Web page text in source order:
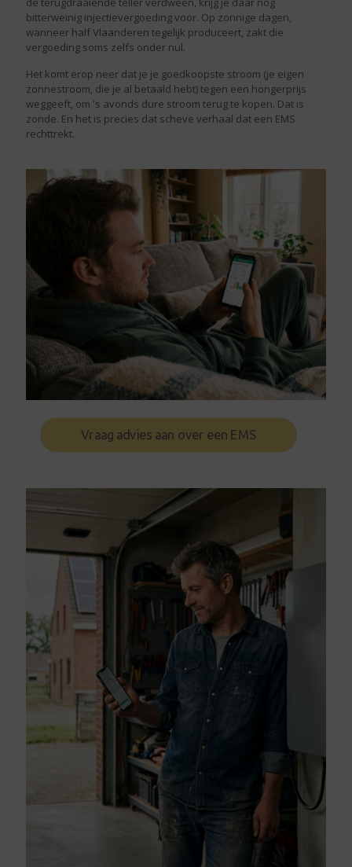
bitterweinig injectievergoeding voor. Op zonnige dagen,
wanneer half Vlaanderen tegelijk produceert, zakt die
vergoeding soms zelfs onder nul.
Het komt erop neer dat je je goedkoopste stroom (je eigen
zonnestroom, die je al betaald hebt) tegen een hongerprijs
weggeeft, om 's avonds dure stroom terug te kopen. Dat is
zonde. En het is precies dat scheve verhaal dat een EMS
rechttrekt.
Vraag advies aan over een EMS